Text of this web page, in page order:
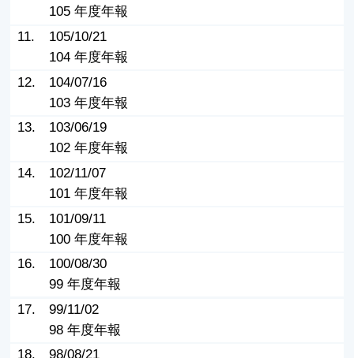
105 年度年報
11.
105/10/21
104 年度年報
12.
104/07/16
103 年度年報
13.
103/06/19
102 年度年報
14.
102/11/07
101 年度年報
15.
101/09/11
100 年度年報
16.
100/08/30
99 年度年報
17.
99/11/02
98 年度年報
18.
98/08/21